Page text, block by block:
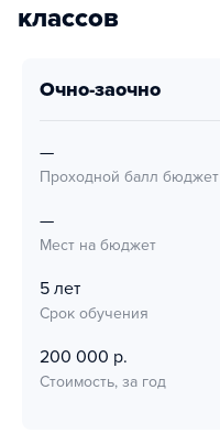
классов
очно-заочно
—
Проходной балл бюджет
—
Мест на бюджет
5 лет
Срок обучения
200 000 р.
Стоимость, за год